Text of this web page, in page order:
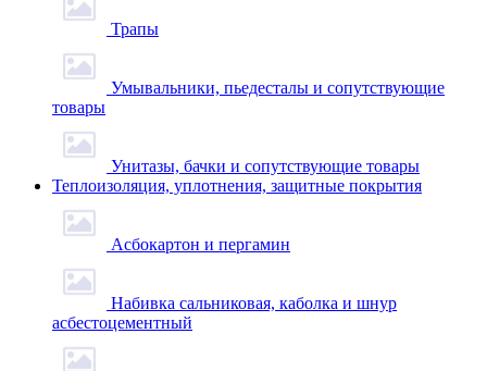
Трапы
Умывальники, пьедесталы и сопутствующие
товары
Унитазы, бачки и сопутствующие товары
Теплоизоляция, уплотнения, защитные покрытия
Асбокартон и пергамин
Набивка сальниковая, каболка и шнур
асбестоцементный